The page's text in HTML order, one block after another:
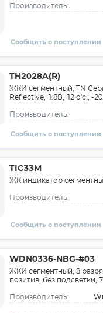
Производитель:
Сообщить о поступлении
TH2028A(R)
ЖКИ сегментный, TN
Reflective, 1.8В, 12 o'cl, -
Производитель:
Сообщить о поступлении
TIC33M
ЖК индикатор
Производитель:
Сообщить о поступлении
WDN0336-NBG-#03
ЖКИ сегментный, 8
позитив, без подсветки,
Производитель: